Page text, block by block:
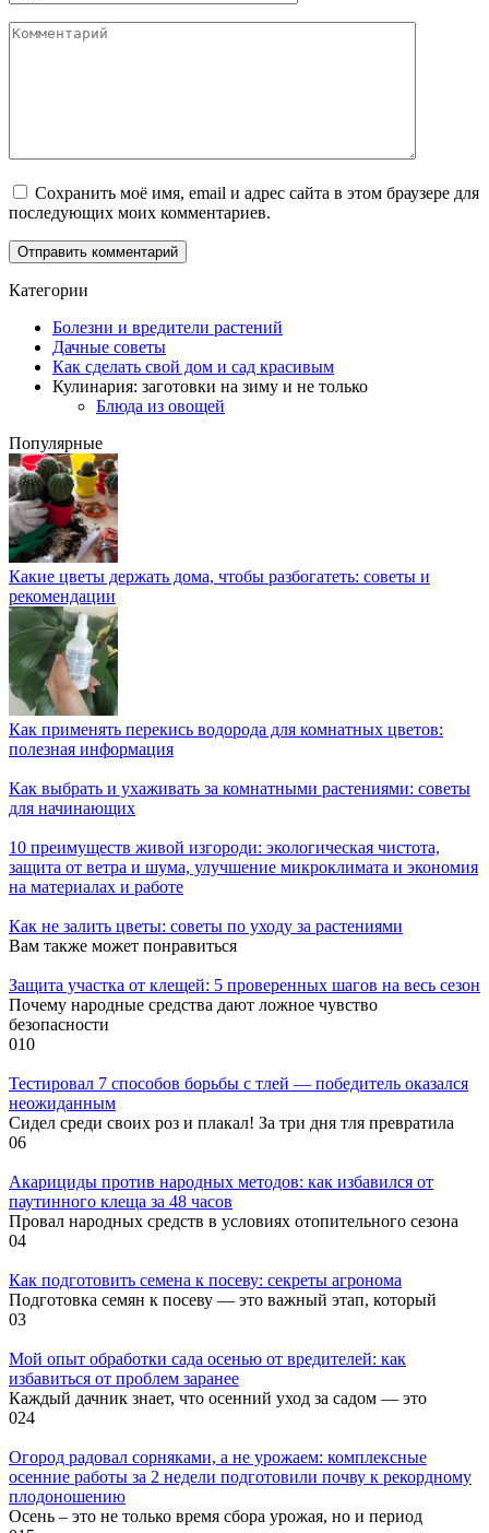
Комментарий
Сохранить моё имя, email и адрес сайта в этом браузере для
последующих моих комментариев.
Категории
Болезни и вредители растений
Дачные советы
Как сделать свой дом и сад красивым
Кулинария: заготовки на зиму и не только
Блюда из овощей
Популярные
Какие цветы держать дома, чтобы разбогатеть: советы и
рекомендации
Как применять перекись водорода для комнатных цветов:
полезная информация
Как выбрать и ухаживать за комнатными растениями: советы
для начинающих
10 преимуществ живой изгороди: экологическая чистота,
защита от ветра и шума, улучшение микроклимата и экономия
на материалах и работе
Как не залить цветы: советы по уходу за растениями
Вам также может понравиться
Защита участка от клещей: 5 проверенных шагов на весь сезон
Почему народные средства дают ложное чувство
безопасности
010
Тестировал 7 способов борьбы с тлей — победитель оказался
неожиданным
Сидел среди своих роз и плакал! За три дня тля превратила
06
Акарициды против народных методов: как избавился от
паутинного клеща за 48 часов
Провал народных средств в условиях отопительного сезона
04
Как подготовить семена к посеву: секреты агронома
Подготовка семян к посеву — это важный этап, который
03
Мой опыт обработки сада осенью от вредителей: как
избавиться от проблем заранее
Каждый дачник знает, что осенний уход за садом — это
024
Огород радовал сорняками, а не урожаем: комплексные
осенние работы за 2 недели подготовили почву к рекордному
плодоношению
Осень – это не только время сбора урожая, но и период